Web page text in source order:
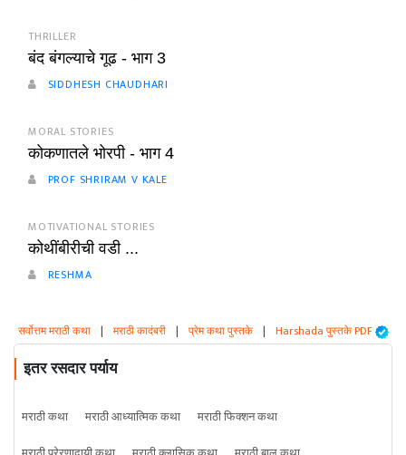
THRILLER
बंद बंगल्याचे गूढ - भाग 3
SIDDHESH CHAUDHARI
MORAL STORIES
कोकणातले भोरपी - भाग 4
PROF SHRIRAM V KALE
MOTIVATIONAL STORIES
कोथींबीरीची वडी ...
RESHMA
सर्वोत्तम मराठी कथा | मराठी कादंबरी | प्रेम कथा पुस्तके | Harshada पुस्तके PDF
इतर रसदार पर्याय
मराठी कथा मराठी आध्यात्मिक कथा
मराठी फिक्शन कथा